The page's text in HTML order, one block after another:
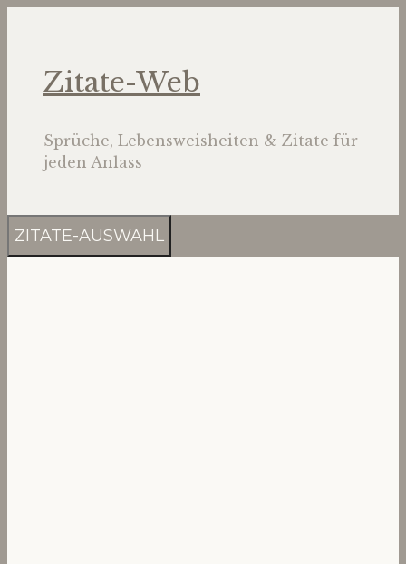
Zitate-Web
Sprüche, Lebensweisheiten & Zitate für
jeden Anlass
ZITATE-AUSWAHL